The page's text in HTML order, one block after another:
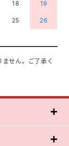
18 19
25 26
せん。ご了承く